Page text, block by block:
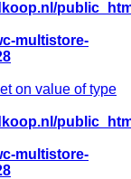
multistore-
on value of type
multistore-